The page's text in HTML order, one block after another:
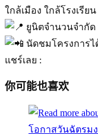
ใกล้เมือง ใกล้โรงเรี
ยูนิตจำนวนจำกัด
นัดชมโครงการไ
แชร์เลย :
你可能也喜欢